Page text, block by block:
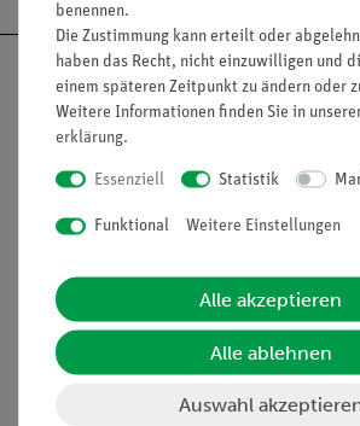
Unternehmen
Projekte und Lösungen
benennen.
Die Zustimmung kann erteilt oder
haben das Recht, nicht einzuwilligen und
einem späteren Zeitpunkt zu ändern oder
Weitere Informationen finden Sie in
erklärung.
Essenziell Statistik
Funktional Weitere Einstellungen
Alle akzeptieren
Alle ablehnen
Auswahl